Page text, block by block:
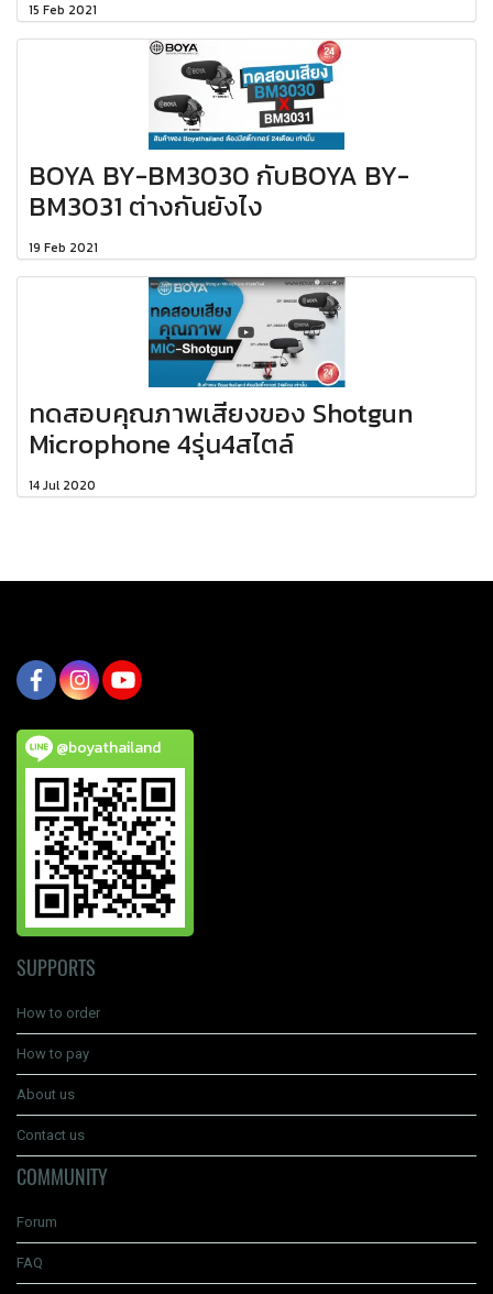
15 Feb 2021
ฺBOYA BY-BM3030 กับBOYA BY-
BM3031 ต่างกันยังไง
19 Feb 2021
ทดสอบคุณภาพเสียงของ Shotgun
Microphone 4รุ่น4สไตล์
14 Jul 2020
@boyathailand
SUPPORTS
How to order
How to pay
About us
Contact us
COMMUNITY
Forum
FAQ